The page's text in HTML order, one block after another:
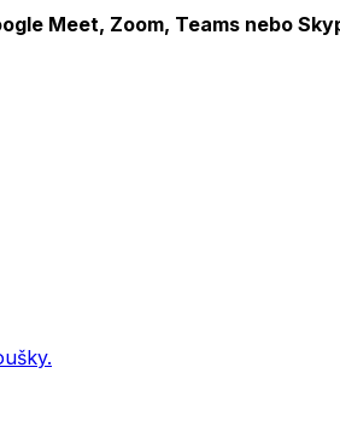
Meet, Zoom, Teams nebo